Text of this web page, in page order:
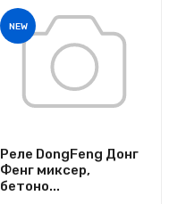
NEW
Реле DongFeng Донг
Фенг миксер,
бетоно...